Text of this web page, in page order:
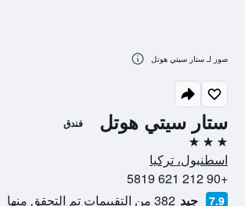
ستار سيتي هوتل فندق
3 نجوم
اسطنبول، تركيا
+90 212 621 5819
7.9 جيد 382 من التقييمات تم التحقق منها
صور لـ ستار سيتي هوتل